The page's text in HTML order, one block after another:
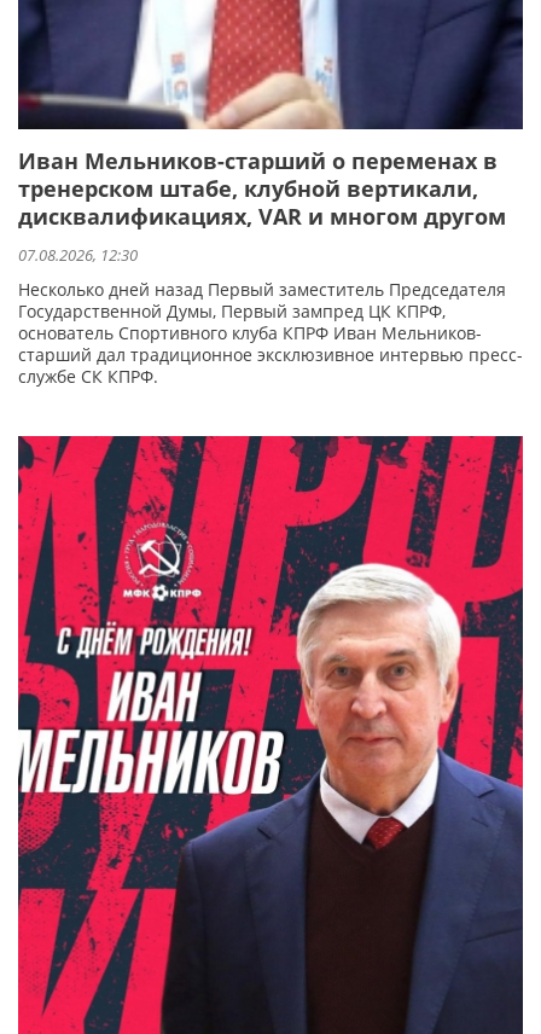
Иван Мельников-старший о переменах в
тренерском штабе, клубной вертикали,
дисквалификациях, VAR и многом другом
07.08.2026, 12:30
Несколько дней назад Первый заместитель Председателя
Государственной Думы, Первый зампред ЦК КПРФ,
основатель Спортивного клуба КПРФ Иван Мельников-
старший дал традиционное эксклюзивное интервью пресс-
службе СК КПРФ.